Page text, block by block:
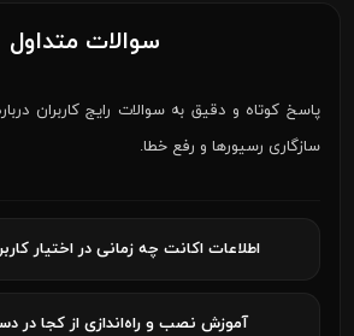
سوالات متداول
پاسخ کوتاه و دقیق به سوالات رایج کاربران
سازگاری رسیورها و رفع خطا.
اطلاعات اکانت چه زمانی در اختیار
آموزش نصب و راه‌اندازی از کجا در